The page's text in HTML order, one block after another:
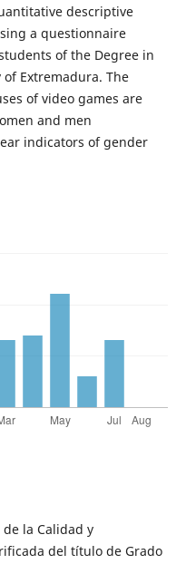
descriptive
a questionnaire
of the Degree in
Extremadura. The
of video games are
and men
indicators of gender
de la Calidad y
del título de Grado